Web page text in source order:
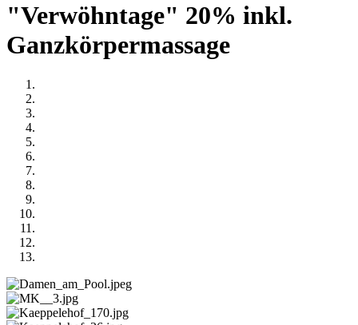
"Verwöhntage" 20% inkl.
Ganzkörpermassage